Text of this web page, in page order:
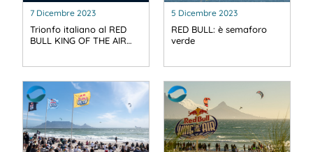
7 Dicembre 2023
Trionfo italiano al RED
BULL KING OF THE AIR…
5 Dicembre 2023
RED BULL: è semaforo
verde